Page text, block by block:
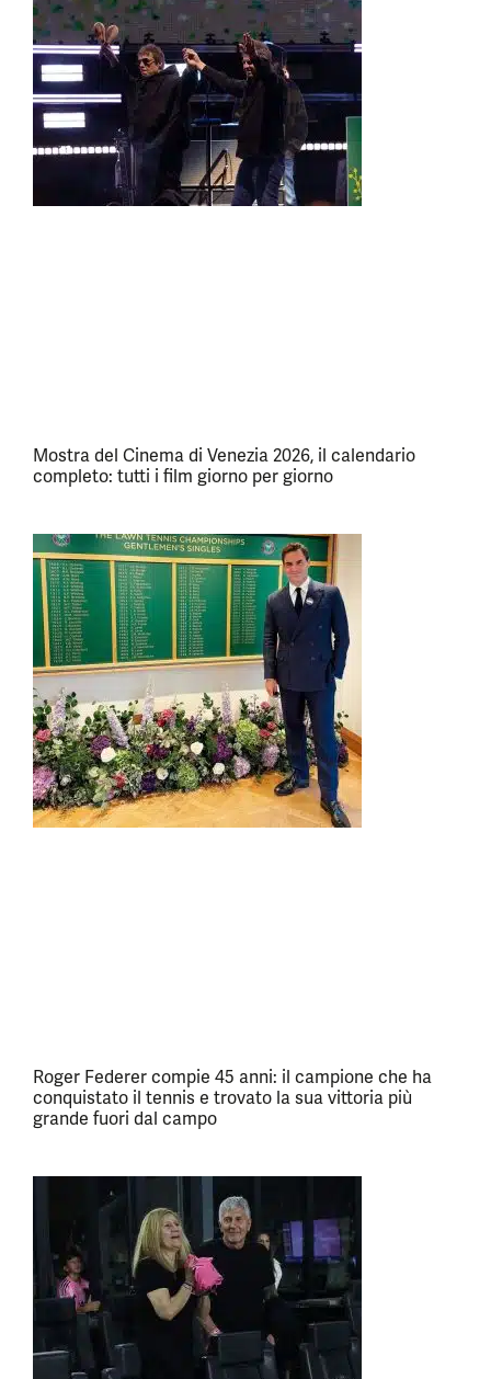
Mostra del Cinema di Venezia 2026, il calendario
completo: tutti i film giorno per giorno
Roger Federer compie 45 anni: il campione che ha
conquistato il tennis e trovato la sua vittoria più
grande fuori dal campo